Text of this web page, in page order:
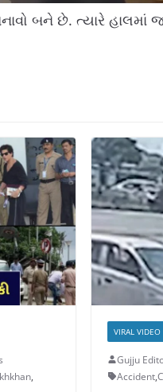
બને છે. ત્યારે
,
VIRAL VIDEO
Gujju
Accident,